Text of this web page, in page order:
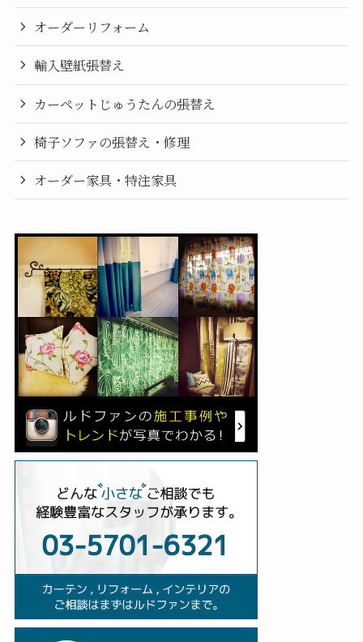
オーダーリフォーム
輸入壁紙張替え
カーペットじゅうたんの張替え
椅子ソファの張替え・修理
オーダー家具・特注家具